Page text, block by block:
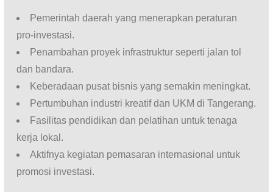
Pemerintah daerah yang menerapkan peraturan
pro-investasi.
Penambahan proyek infrastruktur seperti jalan tol
dan bandara.
Keberadaan pusat bisnis yang semakin meningkat.
Pertumbuhan industri kreatif dan UKM di Tangerang.
Fasilitas pendidikan dan pelatihan untuk tenaga
kerja lokal.
Aktifnya kegiatan pemasaran internasional untuk
promosi investasi.